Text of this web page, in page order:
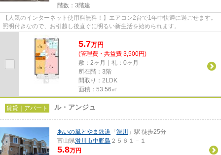
階数：3階建
【人気のインターネット使用料無料！】エアコン2台で1年中快適に過ごせます。
照明付きなので、お引越し後直ぐに明るい新生活を始められます。
5.7万円
(管理費・共益費 3,500円)
敷：2ヶ月｜礼：0ヶ月
所在階：3階
間取り：2LDK
面積：53.56㎡
賃貸｜アパート ル・アンジュ
あいの風とやま鉄道 「 滑川
」駅 徒歩25分
富山県滑川市中野島 ２５６１－１
5.8万円